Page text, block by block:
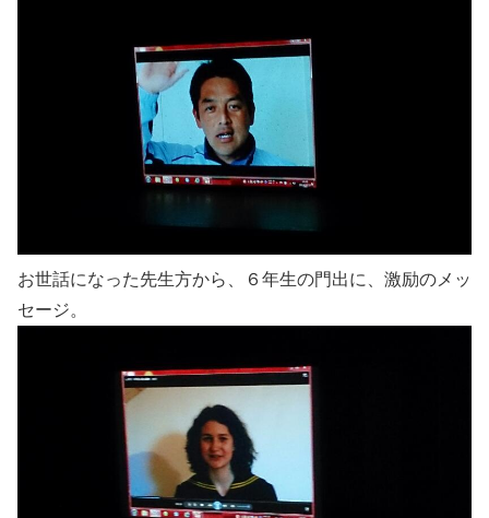
お世話になった先生方から、６年生の門出に、激励のメッ
セージ。